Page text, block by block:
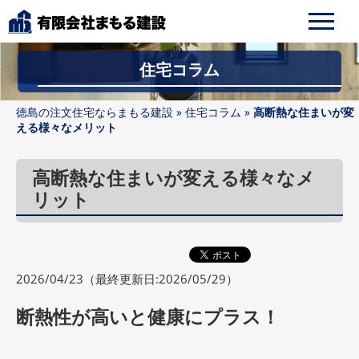
住宅コラム
徳島の注文住宅ならまもる建設 » 住宅コラム » 高断熱な住まいが変
える様々なメリット
高断熱な住まいが変える様々なメ
リット
2026/04/23 （最終更新日:2026/05/29）
断熱性が高いと健康にプラス！